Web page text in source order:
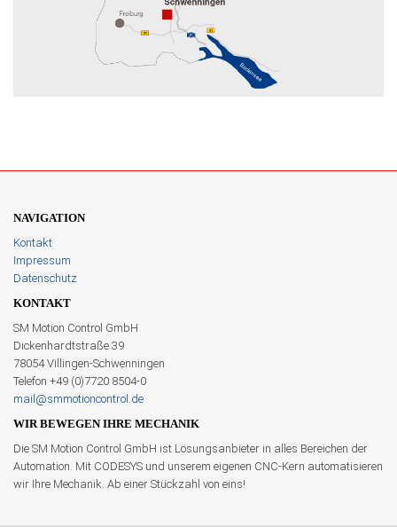
NAVIGATION
Kontakt
Impressum
Datenschutz
KONTAKT
SM Motion Control GmbH
Dickenhardtstraße 39
78054 Villingen-Schwenningen
Telefon +49 (0)7720 8504-0
mail@smmotioncontrol.de
WIR BEWEGEN IHRE MECHANIK
Die SM Motion Control GmbH ist Lösungsanbieter in alles Bereichen der
Automation. Mit CODESYS und unserem eigenen CNC-Kern automatisieren
wir Ihre Mechanik. Ab einer Stückzahl von eins!